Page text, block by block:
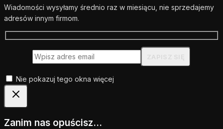
Wiadomości wysyłamy średnio raz w miesiącu, nie sprzedajemy
adresów innym firmom.
Nie pokazuj tego okna więcej
Zanim nas opuścisz...